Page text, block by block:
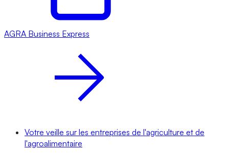
AGRA Business Express
Votre veille sur les entreprises de l'agriculture et de
l'agroalimentaire